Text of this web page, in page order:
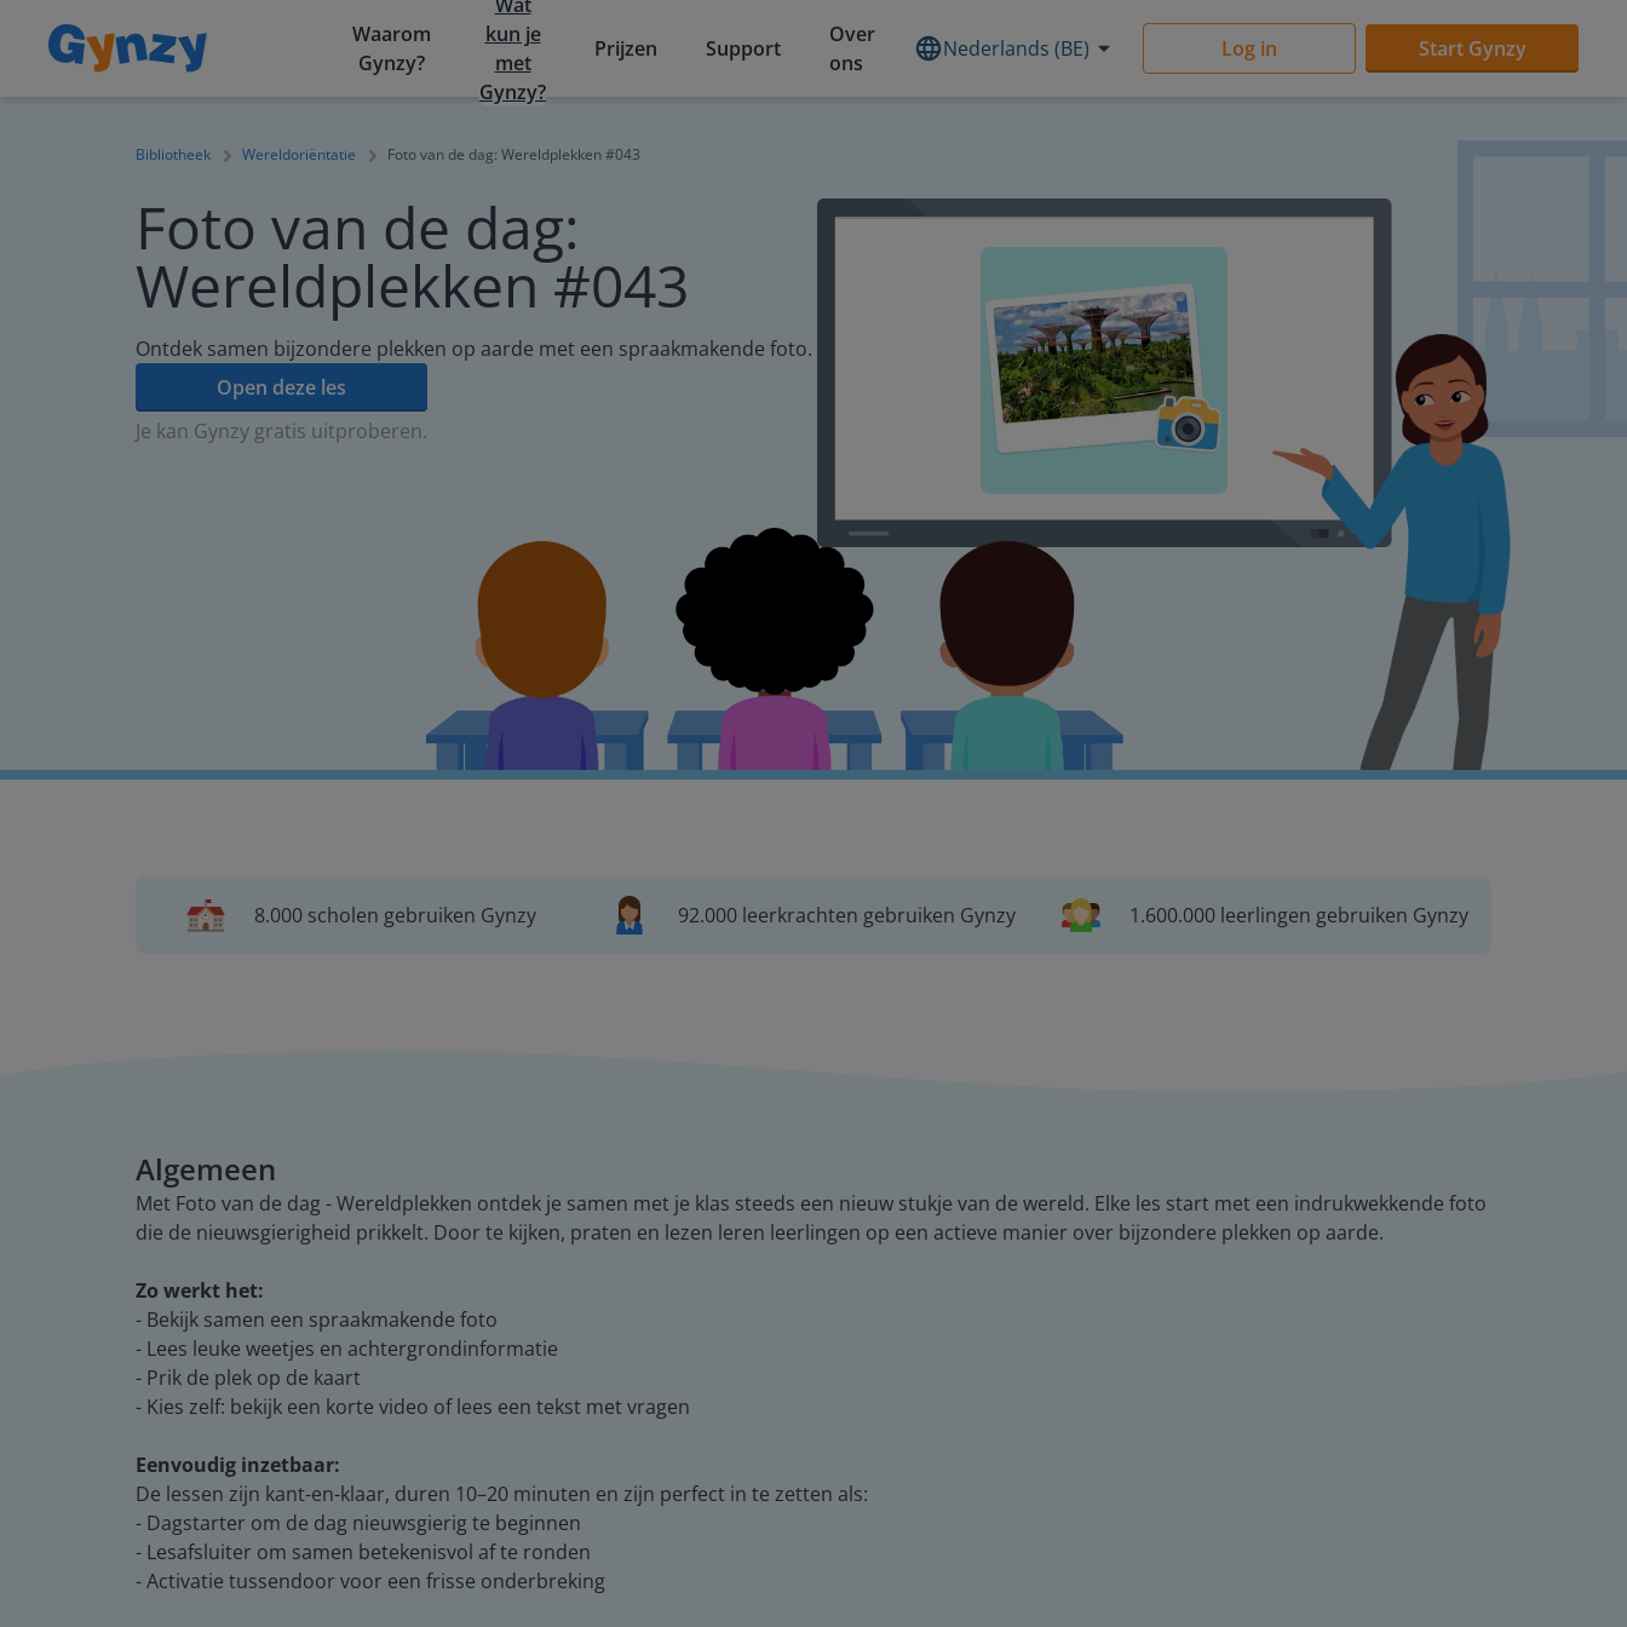
Waarom
Gynzy?
kun je
met
Gynzy?
Prijzen Support
Over
ons
Nederlands (BE) Log in Start Gynzy
Bibliotheek Wereldoriëntatie Foto van de dag: Wereldplekken #043
Foto van de dag:
Wereldplekken #043
Ontdek samen bijzondere plekken op aarde met een spraakmakende foto.
Open deze les
Je kan Gynzy gratis uitproberen.
8.000 scholen gebruiken Gynzy 92.000 leerkrachten gebruiken Gynzy 1.600.000 leerlingen gebruiken Gynzy
Algemeen
Met Foto van de dag - Wereldplekken ontdek je samen met je klas steeds een nieuw stukje van de wereld. Elke les start met een indrukwekkende foto
die de nieuwsgierigheid prikkelt. Door te kijken, praten en lezen leren leerlingen op een actieve manier over bijzondere plekken op aarde.
Zo werkt het:
- Bekijk samen een spraakmakende foto
- Lees leuke weetjes en achtergrondinformatie
- Prik de plek op de kaart
- Kies zelf: bekijk een korte video of lees een tekst met vragen
Eenvoudig inzetbaar:
De lessen zijn kant-en-klaar, duren 10–20 minuten en zijn perfect in te zetten als:
- Dagstarter om de dag nieuwsgierig te beginnen
- Lesafsluiter om samen betekenisvol af te ronden
- Activatie tussendoor voor een frisse onderbreking